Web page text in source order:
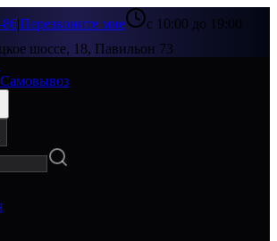
86|Перезвоните мне
с 10:00 до 19:00
шоссе, 18, Павильон 73